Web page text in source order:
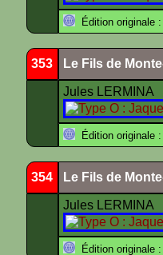
Édition originale :
353 Le Fils de
Jules LERMINA
Édition originale :
354 Le Fils de
Jules LERMINA
Édition originale :